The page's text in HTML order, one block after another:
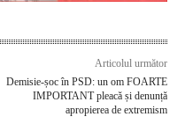
Articolul următor
Demisie-șoc în PSD: un om FOARTE
IMPORTANT pleacă și denunță
apropierea de extremism